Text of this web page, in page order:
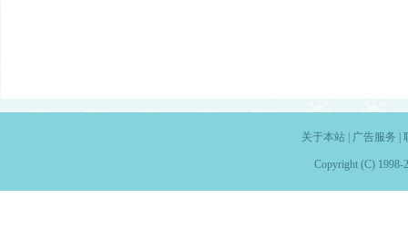
关于本站| 广告服务
Copyright (C) 1998-